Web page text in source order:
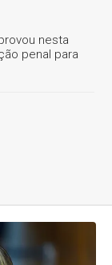
nesta
penal para